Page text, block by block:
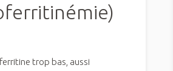
trop bas, aussi